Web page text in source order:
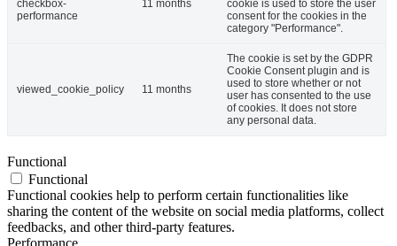
checkbox-
performance
11 months
cookie is used to store the user
consent for the cookies in the
category "Performance".
viewed_cookie_policy 11 months
The cookie is set by the GDPR
Cookie Consent plugin and is
used to store whether or not
user has consented to the use
of cookies. It does not store
any personal data.
Functional
Functional
Functional cookies help to perform certain functionalities like
sharing the content of the website on social media platforms, collect
feedbacks, and other third-party features.